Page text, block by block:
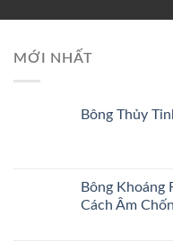
MỚI NHẤT
Bông Thủy
Bông Khoáng
Cách Âm